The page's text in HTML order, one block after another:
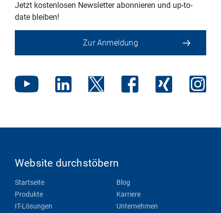
Jetzt kostenlosen Newsletter abonnieren und up-to-
date bleiben!
Zur Anmeldung
Website durchstöbern
Startseite
Produkte
IT-Lösungen
Blog
Karriere
Unternehmen